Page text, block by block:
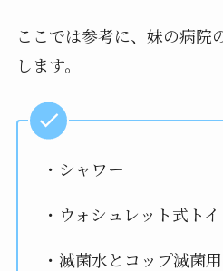
ここでは参考に、妹の病院
します。
・シャワー
・ウォシュレット式ト
・滅菌水とコップ滅菌